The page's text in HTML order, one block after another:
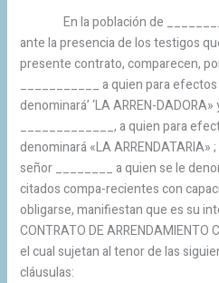
En la población de
ante la presencia de los testigos
presente contrato, comparecen,
___________ a quien para
denominará’ ‘LA ARREN-
_____________, a quien para
denominará «LA
señor ________ a quien se le
citados compa-recientes con
obligarse, manifiestan que es su
CONTRATO DE ARRENDAMIENTO
el cual sujetan al tenor de las
cláusulas: